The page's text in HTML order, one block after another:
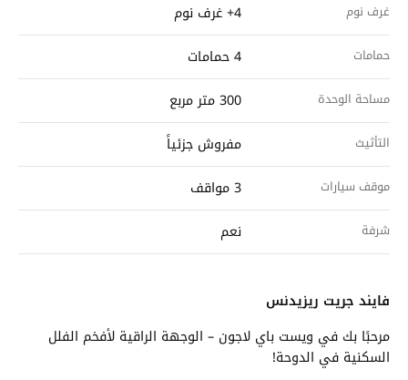
غرف نوم 4+ غرف نوم
حمامات 4 حمامات
مساحة الوحدة 300 متر مربع
التأثيث مفروش جزئياً
موقف سيارات 3 مواقف
شرفة نعم
فايند جريت ريزيدنس
مرحبًا بك في ويست باي لاجون – الوجهة الراقية لأفخم الفلل
السكنية في الدوحة!